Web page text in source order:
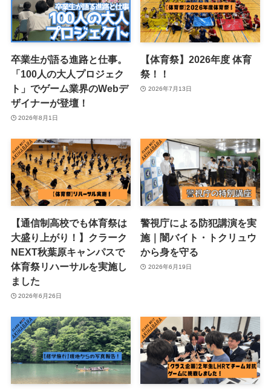
卒業生が語る進路と仕事。
「100人の大人プロジェク
ト」でゲーム業界のWebデ
ザイナーが登壇！
2026年8月1日
【体育祭】2026年度 体育
祭！！
2026年7月13日
【通信制高校でも体育祭は
大盛り上がり！】クラーク
NEXT秋葉原キャンパスで
体育祭リハーサルを実施し
ました
2026年6月26日
警視庁による防犯講演を実
施｜闇バイト・トクリュウ
から身を守る
2026年6月19日